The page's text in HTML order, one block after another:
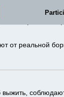
перенести в
от реальной
выжить,